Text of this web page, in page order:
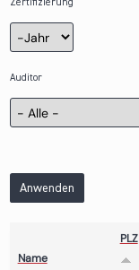
Zertifizierung
Zertifizierung
Jahr
Auditor
Anwenden
Name
PLZ